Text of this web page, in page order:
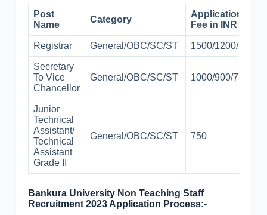
Post
Name
Category
Application
Fee in INR
Registrar General/OBC/SC/ST 1500/1200/1000
Secretary
To Vice
Chancellor
General/OBC/SC/ST 1000/900/750
Junior
Technical
Assistant/
Technical
Assistant
Grade II
General/OBC/SC/ST 750
Bankura University Non Teaching Staff
Recruitment 2023 Application Process:-